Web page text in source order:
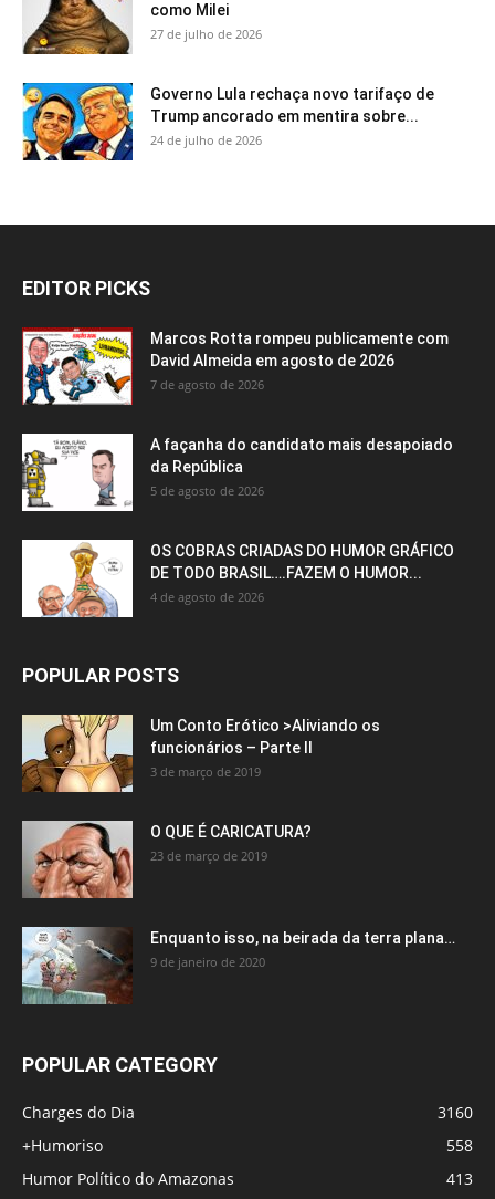
como Milei
27 de julho de 2026
Governo Lula rechaça novo tarifaço de
Trump ancorado em mentira sobre...
24 de julho de 2026
EDITOR PICKS
Marcos Rotta rompeu publicamente com
David Almeida em agosto de 2026
7 de agosto de 2026
A façanha do candidato mais desapoiado
da República
5 de agosto de 2026
OS COBRAS CRIADAS DO HUMOR GRÁFICO
DE TODO BRASIL….FAZEM O HUMOR...
4 de agosto de 2026
POPULAR POSTS
Um Conto Erótico >Aliviando os
funcionários – Parte II
3 de março de 2019
O QUE É CARICATURA?
23 de março de 2019
Enquanto isso, na beirada da terra plana…
9 de janeiro de 2020
POPULAR CATEGORY
Charges do Dia
3160
+Humoriso
558
Humor Político do Amazonas
413